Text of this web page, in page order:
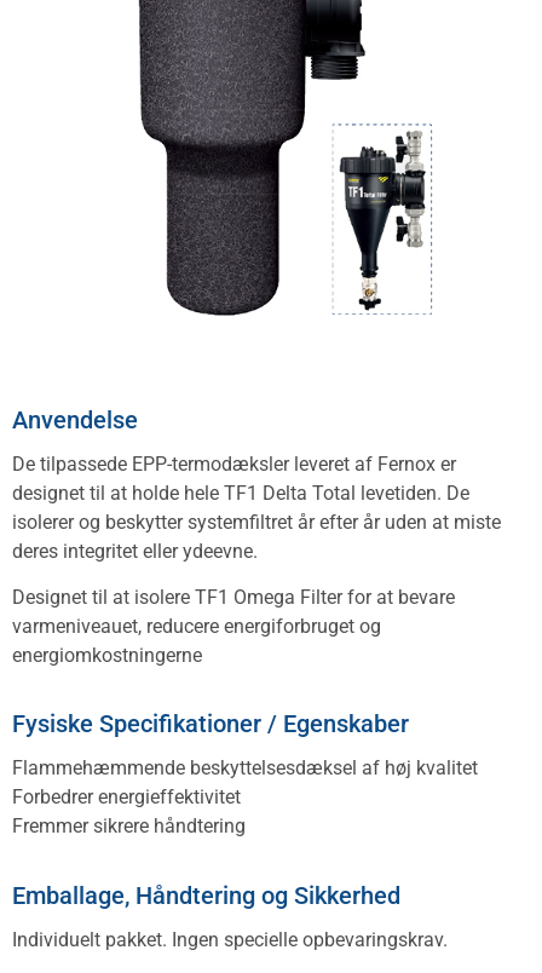
Anvendelse
De tilpassede EPP-termodæksler leveret af Fernox er
designet til at holde hele TF1 Delta Total levetiden. De
isolerer og beskytter systemfiltret år efter år uden at miste
deres integritet eller ydeevne.
Designet til at isolere TF1 Omega Filter for at bevare
varmeniveauet, reducere energiforbruget og
energiomkostningerne
Fysiske Specifikationer / Egenskaber
Flammehæmmende beskyttelsesdæksel af høj kvalitet
Forbedrer energieffektivitet
Fremmer sikrere håndtering
Emballage, Håndtering og Sikkerhed
Individuelt pakket. Ingen specielle opbevaringskrav.